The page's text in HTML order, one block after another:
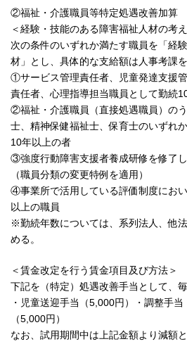
②福祉・介護職員等特定処遇改善加算
＜経験・技能のある障害福祉人材の考
次の条件のいずれか満たす職員を「経
材」とし、具体的な支給額は人事考課
①サービス管理責任者、児童発達支援
責任者、心理指導担当職員として勤続
②福祉・介護職員（直接処遇職員）の
士、精神保健福祉士、保育士のいずれ
10年以上の者
③強度行動障害支援者養成研修を修了
（職員分類の変更特例を適用）
④事業所で活用している評価制度にお
以上の職員
※勤続年数については、系列法人、他
める。
＜賃金改定を行う賃金項目及び方法＞
下記を（特定）処遇改善手当として、毎
・児童送迎手当（5,000円）・調整手
（5,000円）
なお、試用期間中は上記金額より減額